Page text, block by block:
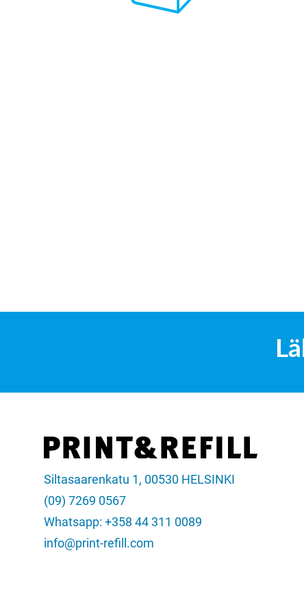
Siltasaarenkatu 1, 00530 HELSINKI
(09) 7269 0567
Whatsapp: +358 44 311 0089
info@print-refill.com